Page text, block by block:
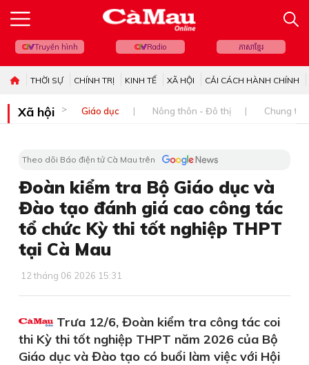
Truyền hình Radio ភាសាខ្មែរ
THỜI SỰ CHÍNH TRỊ KINH TẾ XÃ HỘI CẢI CÁCH HÀNH CHÍNH
Xã hội Giáo dục Nông thôn - Đô thị Chung
Theo dõi Báo điện tử Cà Mau trên
Đoàn kiểm tra Bộ Giáo dục và
Đào tạo đánh giá cao công tác
tổ chức Kỳ thi tốt nghiệp THPT
tại Cà Mau
12 tháng 06 2026 15:31
Trưa 12/6, Đoàn kiểm tra công tác coi
thi Kỳ thi tốt nghiệp THPT năm 2026 của Bộ
Giáo dục và Đào tạo có buổi làm việc với Hội